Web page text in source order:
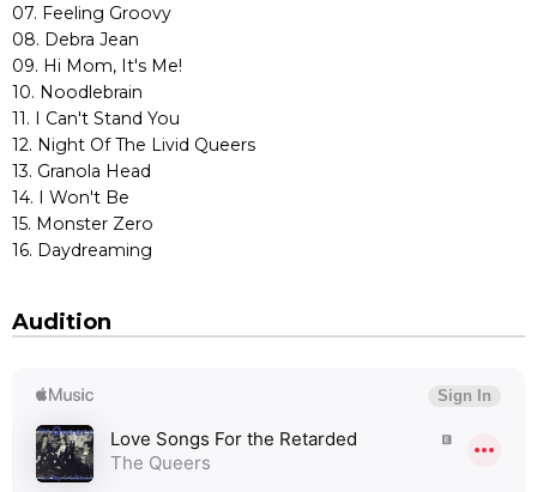
07. Feeling Groovy
08. Debra Jean
09. Hi Mom, It's Me!
10. Noodlebrain
11. I Can't Stand You
12. Night Of The Livid Queers
13. Granola Head
14. I Won't Be
15. Monster Zero
16. Daydreaming
Audition